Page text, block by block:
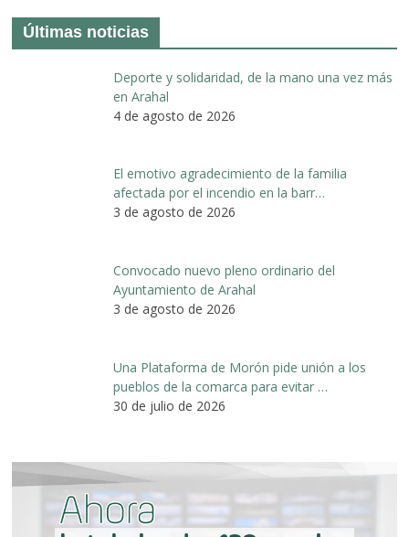
Últimas noticias
Deporte y solidaridad, de la mano una vez más
en Arahal
4 de agosto de 2026
El emotivo agradecimiento de la familia
afectada por el incendio en la barr…
3 de agosto de 2026
Convocado nuevo pleno ordinario del
Ayuntamiento de Arahal
3 de agosto de 2026
Una Plataforma de Morón pide unión a los
pueblos de la comarca para evitar …
30 de julio de 2026